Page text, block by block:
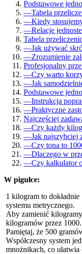
Podstawowe
—Tabela
—Kiedy
—Relacje
Tabela
—Jak używać
—Zrozumienie
Profesjonalny
—Czy warto
—Jak
Podstawowe
—Instrukcja
—Praktyczne
Najczęściej
—Czy każdy
—Jak najszybciej
—Czy tona to
—Dlaczego w
—Czy kalkulator
W pigułce:
1 kilogram to
systemu metrycznego.
Aby zamienić
kilogramów przez 1000.
Pamiętaj, że 500
Współczesny system
mnożnikach, co